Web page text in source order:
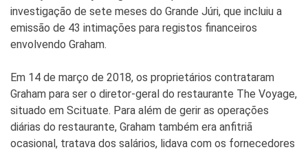
investigação de sete meses do Grande Júri, que incluiu a
emissão de 43 intimações para registos financeiros
envolvendo Graham.
Em 14 de março de 2018, os proprietários contrataram
Graham para ser o diretor-geral do restaurante The Voyage,
situado em Scituate. Para além de gerir as operações
diárias do restaurante, Graham também era anfitriã
ocasional, tratava dos salários, lidava com os fornecedores